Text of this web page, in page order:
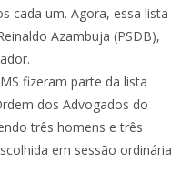
cada um. Agora, essa lista
Azambuja (PSDB),
fizeram parte da lista
dos Advogados do
três homens e três
em sessão ordinária